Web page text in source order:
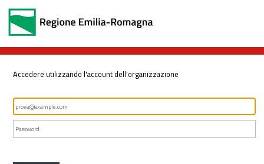
Accedere utilizzando l'account dell'organizzazione